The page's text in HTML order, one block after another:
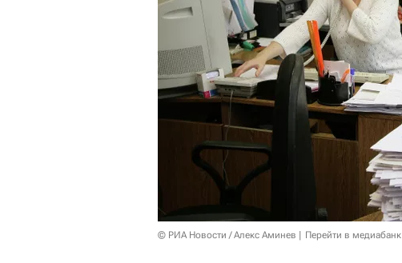
© РИА Новости / Алекс Аминев Перейти в медиабанк